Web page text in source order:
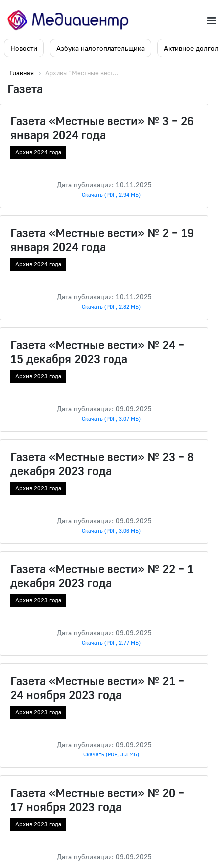
Новости Азбука налогоплательщика Активное
Главная Архивы "Местные вест...
Газета
Газета «Местные вести» № 3 – 26
января 2024 года
Архив 2024 года
Дата публикации: 10.11.2025
Скачать (PDF, 2.94 МБ)
Газета «Местные вести» № 2 – 19
января 2024 года
Архив 2024 года
Дата публикации: 10.11.2025
Скачать (PDF, 2.82 МБ)
Газета «Местные вести» № 24 –
15 декабря 2023 года
Архив 2023 года
Дата публикации: 09.09.2025
Скачать (PDF, 3.07 МБ)
Газета «Местные вести» № 23 – 8
декабря 2023 года
Архив 2023 года
Дата публикации: 09.09.2025
Скачать (PDF, 3.06 МБ)
Газета «Местные вести» № 22 – 1
декабря 2023 года
Архив 2023 года
Дата публикации: 09.09.2025
Скачать (PDF, 2.77 МБ)
Газета «Местные вести» № 21 –
24 ноября 2023 года
Архив 2023 года
Дата публикации: 09.09.2025
Скачать (PDF, 3.3 МБ)
Газета «Местные вести» № 20 –
17 ноября 2023 года
Архив 2023 года
Дата публикации: 09.09.2025